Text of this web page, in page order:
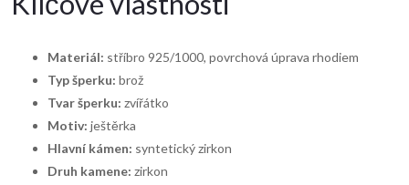
Materiál: stříbro 925/1000, povrchová úprava rhodiem
Typ šperku: brož
Tvar šperku: zvířátko
Motiv: ještěrka
Hlavní kámen: syntetický zirkon
Druh kamene: zirkon